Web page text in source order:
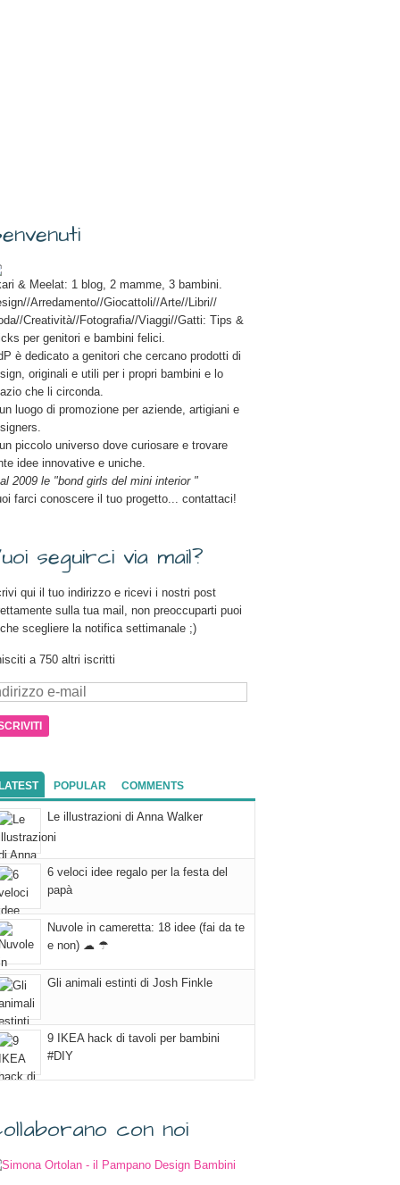
& Meelat: 1 blog, 2 mamme, 3 bambini.
Arredamento//Giocattoli//Arte//Libri//
Creatività//Fotografia//Viaggi//Gatti: Tips &
per genitori e bambini felici.
è dedicato a genitori che cercano prodotti di
originali e utili per i propri bambini e lo
che li circonda.
luogo di promozione per aziende, artigiani e
piccolo universo dove curiosare e trovare
idee innovative e uniche.
2009 le "bond girls del mini interior "
farci conoscere il tuo progetto... contattaci!
seguirci via mail?
qui il tuo indirizzo e ricevi i nostri post
sulla tua mail, non preoccuparti puoi
scegliere la notifica settimanale ;)
a 750 altri iscritti
POPULAR COMMENTS
Le illustrazioni di Anna Walker
6 veloci idee regalo per la festa del
papà
Nuvole in cameretta: 18 idee (fai da te
e non) ☁ ☂
Gli animali estinti di Josh Finkle
9 IKEA hack di tavoli per bambini
#DIY
con noi